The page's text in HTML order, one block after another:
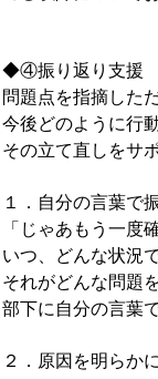
◆④振り返り支援
問題点を指摘した
今後どのように行
その立て直しをサ
１．自分の言葉で
「じゃあもう一度
いつ、どんな状況
それがどんな問題
部下に自分の言葉
２．原因を明らか